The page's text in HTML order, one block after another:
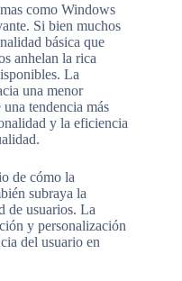
como Windows
Si bien muchos
básica que
anhelan la rica
La
una menor
tendencia más
y la eficiencia
de cómo la
subraya la
de usuarios. La
y personalización
del usuario en